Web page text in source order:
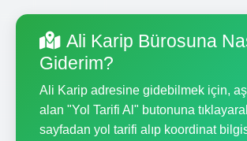
Ali Karip Bürosuna
Giderim?
Ali Karip adresine gidebilmek için,
alan "Yol Tarifi Al" butonuna
sayfadan yol tarifi alıp koordinat